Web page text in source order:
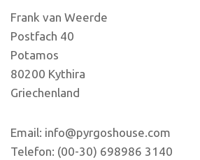
Frank van Weerde
Postfach 40
Potamos
80200 Kythira
Griechenland
Email: info@pyrgoshouse.com
Telefon: (00-30) 698986 3140